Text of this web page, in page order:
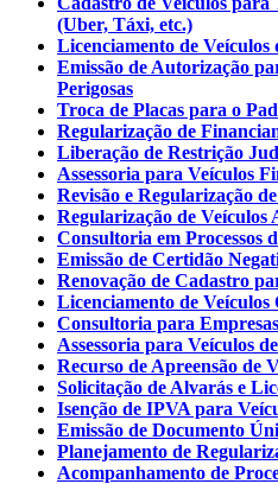
(Uber, Táxi, etc.)
Licenciamento de Veículos
Emissão de Autorização
Perigosas
Troca de Placas para o
Regularização de
Liberação de Restrição
Assessoria para Veículos
Revisão e Regularização
Regularização de Veículos
Consultoria em Processos
Emissão de Certidão
Renovação de Cadastro
Licenciamento de Veículos
Consultoria para
Assessoria para Veículos
Recurso de Apreensão de
Solicitação de Alvarás e
Isenção de IPVA para
Emissão de Documento
Planejamento de
Acompanhamento de